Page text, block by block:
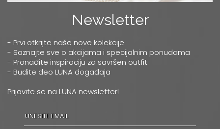
Newsletter
- Prvi otkrijte naše nove kolekcije
- Saznajte sve o akcijama i specijalnim ponudama
- Pronađite inspiraciju za savršen outfit
- Budite deo LUNA događaja
Prijavite se na LUNA newsletter!